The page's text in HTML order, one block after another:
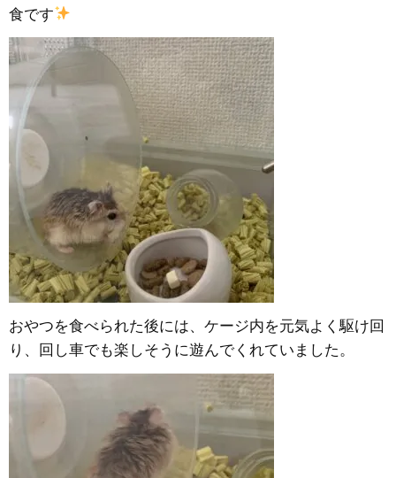
食です
おやつを食べられた後には、ケージ内を元気よく駆け回
り、回し車でも楽しそうに遊んでくれていました。